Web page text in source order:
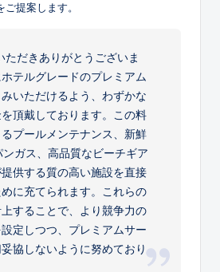
提案します。
ただきありがとうございま
テルグレードのプレミアム
いただけるよう、わずかな
頂戴しております。この料
プールメンテナンス、新鮮
ガス、高品質なビーチギア
供する質の高い施設を直接
に充てられます。これらの
することで、より競争力の
定しつつ、プレミアムサー
協しないように努めており